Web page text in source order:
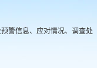
警信息、应对情况、调查处